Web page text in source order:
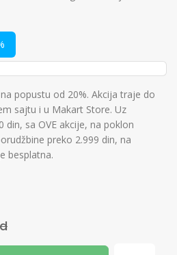
popustu od 20%. Akcija traje do
sajtu i u Makart Store. Uz
din, sa OVE akcije, na poklon
preko 2.999 din, na
besplatna.